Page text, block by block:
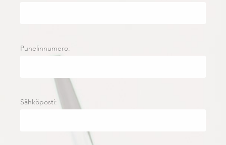
Puhelinnumero:
Sähköposti: